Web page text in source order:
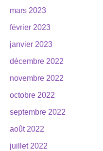
mars 2023
février 2023
janvier 2023
décembre 2022
novembre 2022
octobre 2022
septembre 2022
août 2022
juillet 2022